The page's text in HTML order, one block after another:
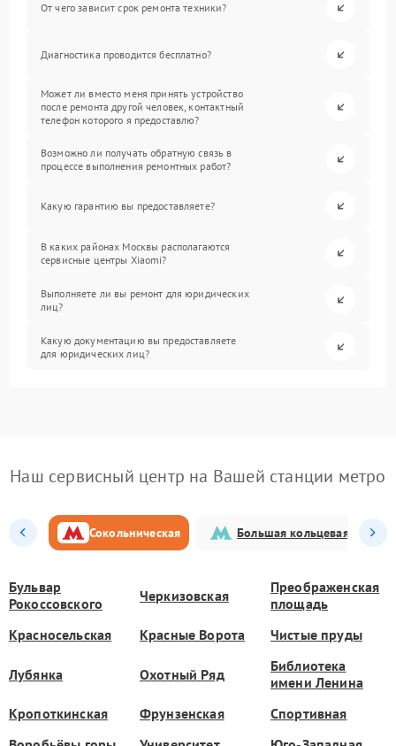
От чего зависит срок ремонта техники?
Диагностика проводится бесплатно?
Может ли вместо меня принять устройство
после ремонта другой человек, контактный
телефон которого я предоставлю?
Возможно ли получать обратную связь в
процессе выполнения ремонтных работ?
Какую гарантию вы предоставляете?
В каких районах Москвы располагаются
сервисные центры Xiaomi?
Выполняете ли вы ремонт для юридических
лиц?
Какую документацию вы предоставляете
для юридических лиц?
Наш сервисный центр на Вашей станции метро
Сокольническая Большая кольцевая
Бульвар
Рокоссовского
Черкизовская
Преображенская
площадь
Красносельская
Красные Ворота Чистые пруды
Лубянка Охотный Ряд
Библиотека
имени Ленина
Кропоткинская
Фрунзенская
Спортивная